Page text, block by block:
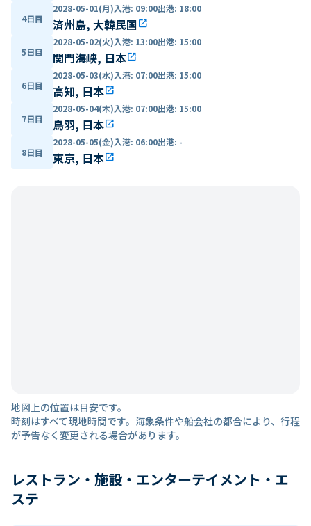
4日目
2028-05-01(月)入港: 09:00出港: 18:00
済州島, 大韓民国open_in_new
5日目
2028-05-02(火)入港: 13:00出港: 15:00
関門海峡, 日本open_in_new
6日目
2028-05-03(水)入港: 07:00出港: 15:00
高知, 日本open_in_new
7日目
2028-05-04(木)入港: 07:00出港: 15:00
鳥羽, 日本open_in_new
8日目
2028-05-05(金)入港: 06:00出港: -
東京, 日本open_in_new
地図上の位置は目安です。
時刻はすべて現地時間です。海象条件や船会社の都合により、行程
が予告なく変更される場合があります。
レストラン・施設・エンターテイメント・エ
ステ